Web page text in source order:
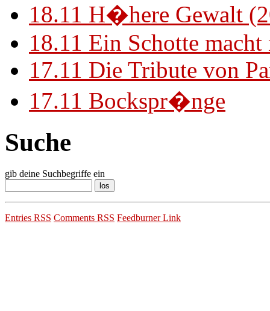
18.11 H�here Gewalt
18.11 Ein Schotte
17.11 Die Tribute von
17.11 Bockspr�nge
Suche
gib deine Suchbegriffe ein
Entries RSS Comments RSS Feedburner Link